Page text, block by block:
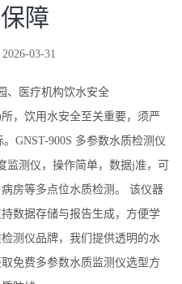
障
03-31
、医疗机构饮水安全
，饮用水安全至关重要， 须严
GNST-900S 多参数水质检测仪
监测仪，操作简单，数据j准 ，可
房等多点位水质检测。 该仪器
数据存储与报告生成，方便学
测仪品牌，我们提供透明的水
免费多参数水质监测仪选型方